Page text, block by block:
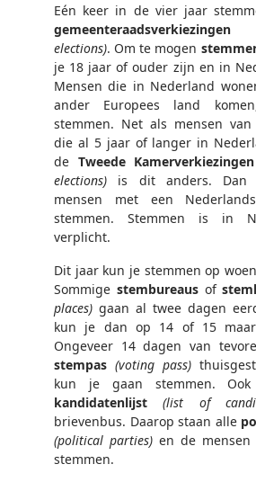
Eén keer in de vier jaar
gemeenteraadsverkiezingen
elections). Om te mogen
je 18 jaar of ouder zijn en in
Mensen die in Nederland
ander Europees land
stemmen. Net als mensen
die al 5 jaar of langer in
de Tweede Kamerverkiezingen
elections) is dit anders. Dan
mensen met een
stemmen. Stemmen is in
verplicht.
Dit jaar kun je stemmen op
Sommige stembureausof
places) gaan al twee dagen
kun je dan op 14 of 15
Ongeveer 14 dagen van
stempas (voting pass)
kun je gaan stemmen.
kandidatenlijst
(list of
brievenbus. Daarop staan alle
(political parties)en de mensen
stemmen.